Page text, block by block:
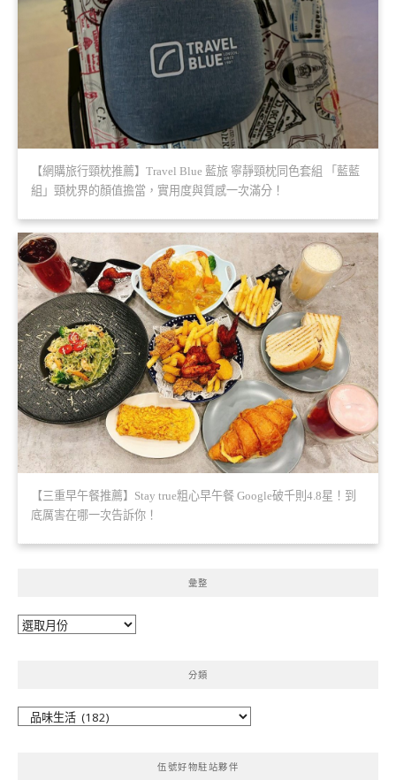
【網購旅行頸枕推薦】Travel Blue 藍旅 寧靜頸枕同色套組 「藍藍
組」頸枕界的顏值擔當，實用度與質感一次滿分！
【三重早午餐推薦】Stay true粗心早午餐 Google破千則4.8星！到
底厲害在哪一次告訴你！
彙整
彙
分類
伍號好物駐站夥伴